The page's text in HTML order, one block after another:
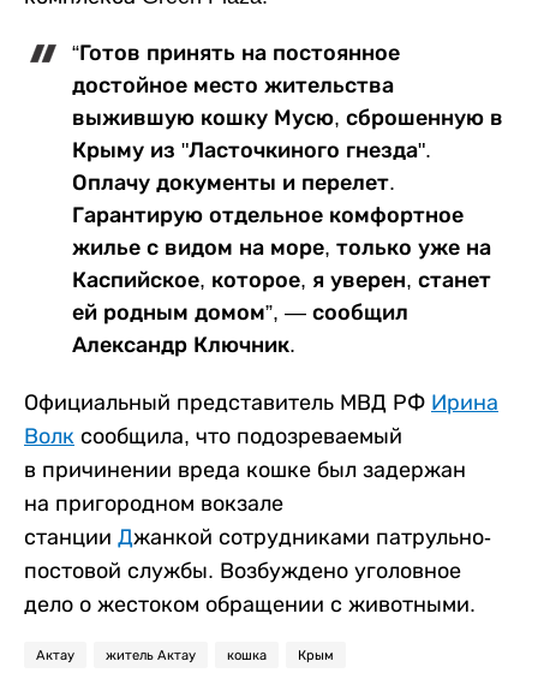
“Готов принять на постоянное
достойное место жительства
выжившую кошку Мусю, сброшенную в
Крыму из "Ласточкиного гнезда".
Оплачу документы и перелет.
Гарантирую отдельное комфортное
жилье с видом на море, только уже на
Каспийское, которое, я уверен, станет
ей родным домом”, — сообщил
Александр Ключник.
Официальный представитель МВД РФ Ирина
Волк сообщила, что подозреваемый
в причинении вреда кошке был задержан
на пригородном вокзале
станции Джанкой сотрудниками патрульно-
постовой службы. Возбуждено уголовное
дело о жестоком обращении с животными.
Актау житель Актау кошка Крым